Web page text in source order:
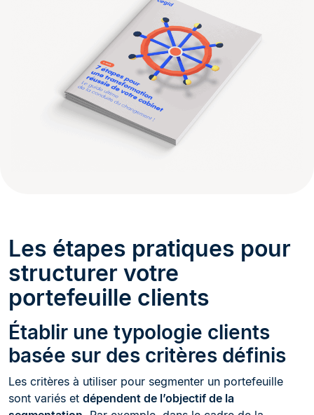
Les étapes pratiques pour
structurer votre
portefeuille clients
Établir une typologie clients
basée sur des critères définis
Les critères à utiliser pour segmenter un portefeuille
sont variés et dépendent de l’objectif de la